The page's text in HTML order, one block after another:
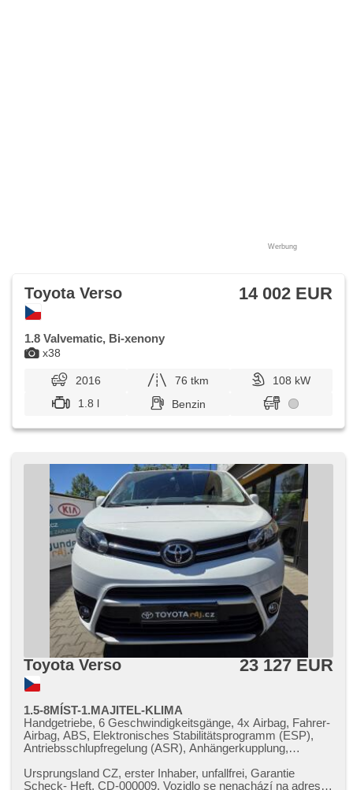
Werbung
x38
Toyota Verso 14 002 EUR
1.8 Valvematic, Bi-xenony
2016 76 tkm
108 kW
1.8 l
Benzin
Toyota Verso 23 127 EUR
1.5-8MÍST-1.MAJITEL-KLIMA
Handgetriebe, 6 Geschwindigkeitsgänge, 4x Airbag, Fahrer-
Airbag, ABS, Elektronisches Stabilitätsprogramm (ESP),
Antriebsschlupfregelung (ASR), Anhängerkupplung,
hlasové ovládání palubního počítače, parkovací senzory
zadní, bezklíčové startování, bezklíčové odemykání,
Ursprungsland CZ,​ erster Inhaber,​ unfallfrei,​ Garantie
Scheck​- Heft,​ CD​-000009. Vozidlo se nenachází na adrese